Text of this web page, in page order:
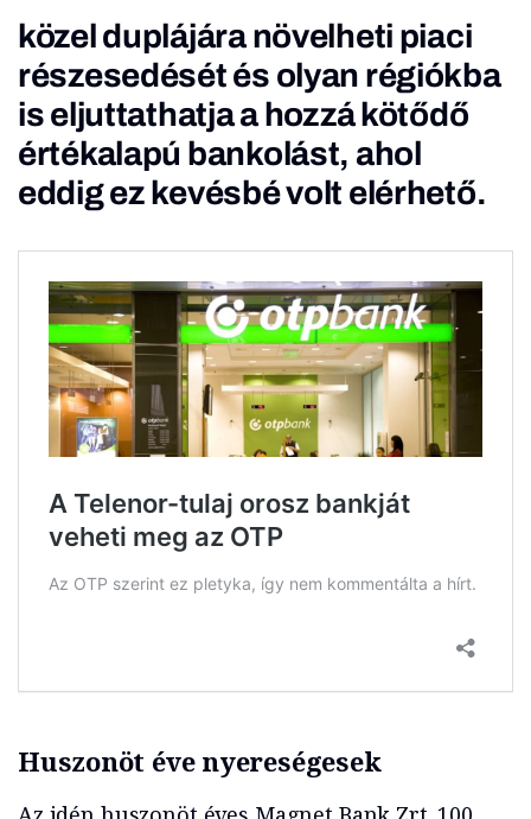
közel duplájára növelheti piaci
részesedését és olyan régiókba
is eljuttathatja a hozzá kötődő
értékalapú bankolást, ahol
eddig ez kevésbé volt elérhető.
Huszonöt éve nyereségesek